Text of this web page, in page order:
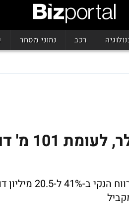
רכב נתוני מסחר
נקסט ויז'ן: הצבר עלה ל-123
הכנסות החברה זינקו ב-33% ל-36 מיליון דולר ברבעון,